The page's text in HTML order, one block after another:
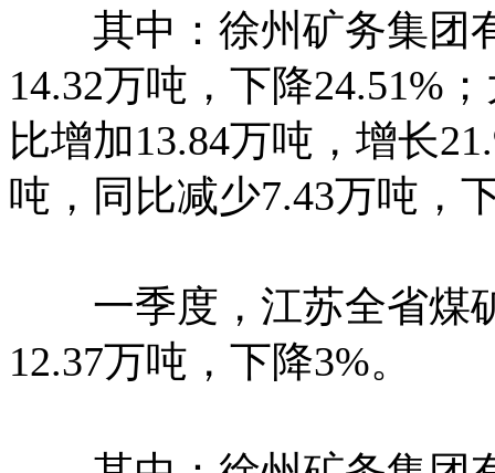
其中：徐州矿务集团有
14.32万吨，下降24.51%
比增加13.84万吨，增长
吨，同比减少7.43万吨，
一季度，江苏全省煤矿
12.37万吨，下降3%。